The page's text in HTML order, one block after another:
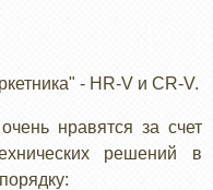
- HR-V и CR-V.
нравятся за счет
решений в